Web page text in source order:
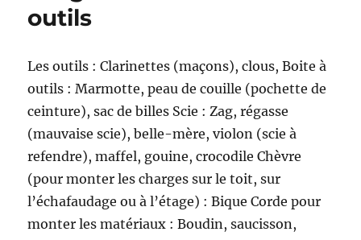
?
outils
Les outils : Clarinettes (maçons), clous, Boite à
outils : Marmotte, peau de couille (pochette de
ceinture), sac de billes Scie : Zag, régasse
(mauvaise scie), belle-mère, violon (scie à
refendre), maffel, gouine, crocodile Chèvre
(pour monter les charges sur le toit, sur
l’échafaudage ou à l’étage) : Bique Corde pour
monter les matériaux : Boudin, saucisson,